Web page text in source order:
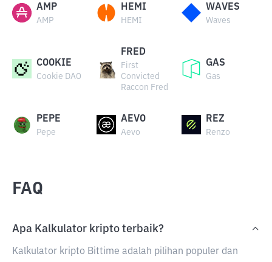
AMP
AMP
HEMI
HEMI
WAVES
Waves
COOKIE
Cookie DAO
FRED
First
Convicted
Raccon Fred
GAS
Gas
PEPE
Pepe
AEVO
Aevo
REZ
Renzo
FAQ
Apa Kalkulator kripto terbaik?
Kalkulator kripto Bittime adalah pilihan populer dan